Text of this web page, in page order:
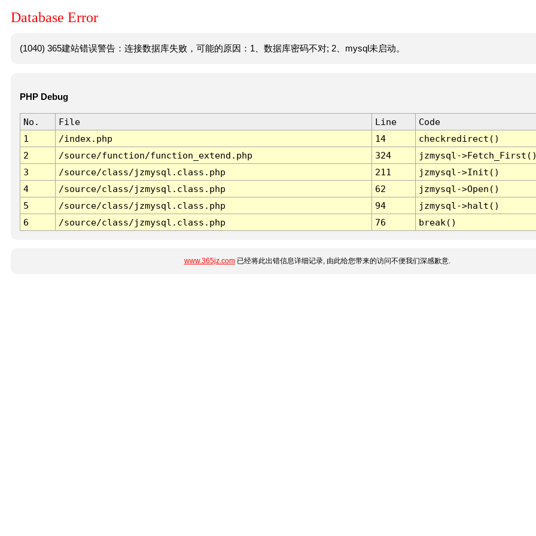
Database Error
(1040) 365建站错误警告：连接数据库失败，可能的原因：1、数据库密码不对; 2、mysql未启动。
PHP Debug
No. File Line
Code
1
/index.php 14
checkredirect()
2
/source/function/function_extend.php 324
jzmysql-
3
/source/class/jzmysql.class.php 211
jzmysql->Init()
4
/source/class/jzmysql.class.php 62
jzmysql->Open()
5
/source/class/jzmysql.class.php 94
jzmysql->halt()
6
/source/class/jzmysql.class.php 76 break()
www.365jz.com已经将此出错信息详细记录, 由此给您带来的访问不便我们深感歉意.